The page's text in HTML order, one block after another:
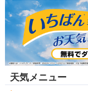
天気メニュー